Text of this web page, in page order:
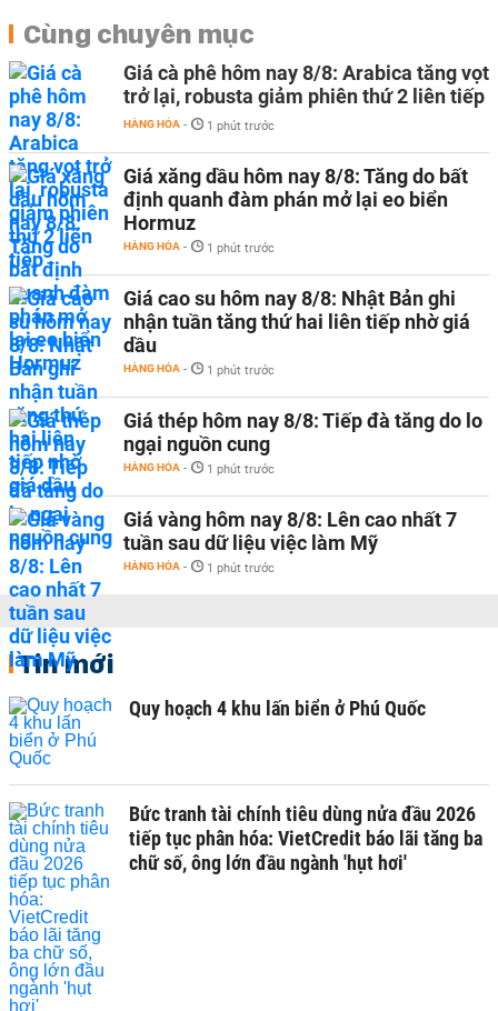
Cùng chuyên mục
Giá cà phê hôm nay 8/8: Arabica tăng vọt
trở lại, robusta giảm phiên thứ 2 liên tiếp
HÀNG HÓA - 1 phút trước
Giá xăng dầu hôm nay 8/8: Tăng do bất
định quanh đàm phán mở lại eo biển
Hormuz
HÀNG HÓA - 1 phút trước
Giá cao su hôm nay 8/8: Nhật Bản ghi
nhận tuần tăng thứ hai liên tiếp nhờ giá
dầu
HÀNG HÓA - 1 phút trước
Giá thép hôm nay 8/8: Tiếp đà tăng do lo
ngại nguồn cung
HÀNG HÓA - 1 phút trước
Giá vàng hôm nay 8/8: Lên cao nhất 7
tuần sau dữ liệu việc làm Mỹ
HÀNG HÓA - 1 phút trước
Tin mới
Quy hoạch 4 khu lấn biển ở Phú Quốc
Bức tranh tài chính tiêu dùng nửa đầu 2026
tiếp tục phân hóa: VietCredit báo lãi tăng ba
chữ số, ông lớn đầu ngành 'hụt hơi'